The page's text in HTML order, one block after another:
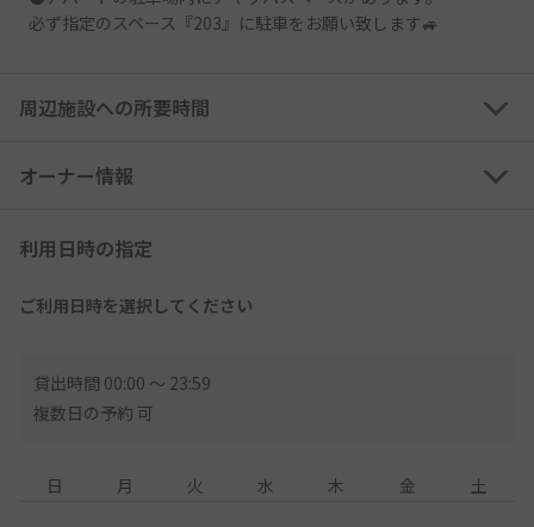
必ず指定のスペース『203』に駐車をお願い致します🚙
周辺施設への所要時間
オーナー情報
利用日時の指定
ご利用日時を選択してください
貸出時間 00:00 〜 23:59
複数日の予約 可
日 月 火 水 木 金 土